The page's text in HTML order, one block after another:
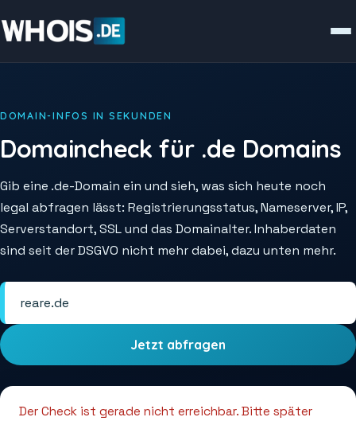
DOMAIN-INFOS IN SEKUNDEN
Domaincheck für .de Domains
Gib eine .de-Domain ein und sieh, was sich heute noch
legal abfragen lässt: Registrierungsstatus, Nameserver, IP,
Serverstandort, SSL und das Domainalter. Inhaberdaten
sind seit der DSGVO nicht mehr dabei, dazu unten mehr.
Jetzt abfragen
Der Check ist gerade nicht erreichbar. Bitte später